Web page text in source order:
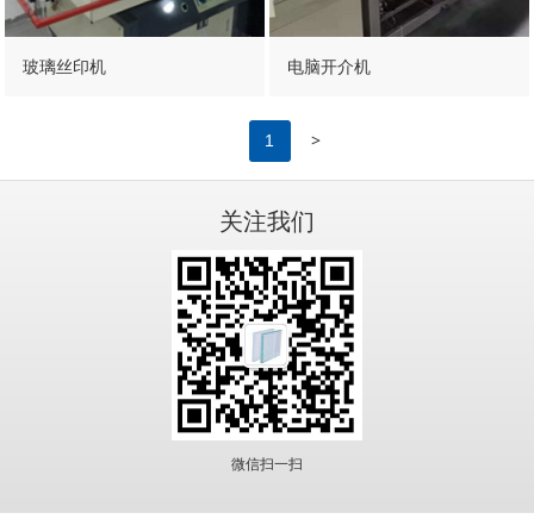
玻璃丝印机 电脑开介机
1 >
关注我们
微信扫一扫